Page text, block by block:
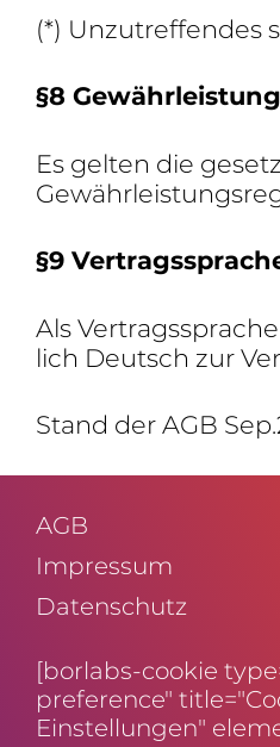
(*) Unzu­tref­fendes
§8 Gewähr­leis­tung
Es gelten die
§9
Als
lich Deutsch zur
Stand der AGB
AGB
Impressum
Daten­schutz
[borlabs-cookie
preference"
Einstellungen"